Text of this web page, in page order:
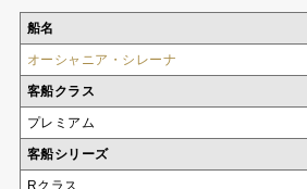
船名
オーシャニア・シレーナ
客船クラス
プレミアム
客船シリーズ
Rクラス